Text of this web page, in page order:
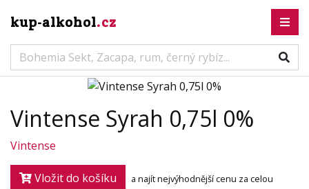
kup-alkohol.cz
Vintense Syrah 0,75l 0%
Vintense
Vložit do košíku
a najít nejvýhodnější cenu za celou